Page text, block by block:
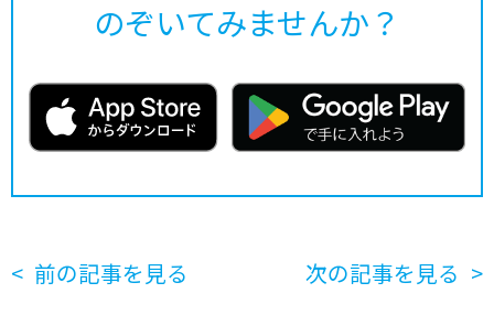
のぞいてみませんか？
前の記事を見る 次の記事を見る